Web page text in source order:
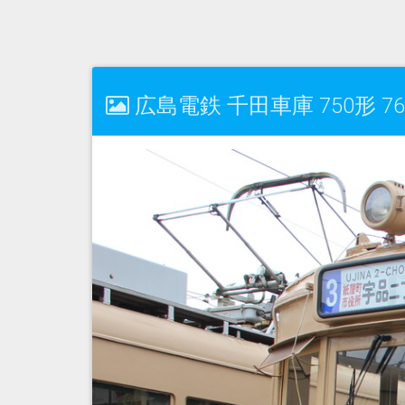
広島電鉄 千田車庫 750形